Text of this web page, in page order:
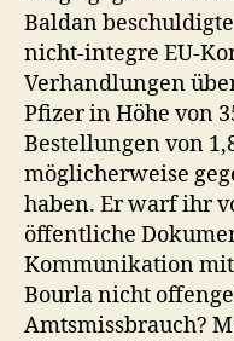
Baldan
nicht-integre EU-
Verhandlungen
Pfizer in Höhe von
Bestellungen von
möglicherweise
haben. Er warf ihr
öffentliche
Kommunikation mit
Bourla nicht
Amtsmissbrauch?